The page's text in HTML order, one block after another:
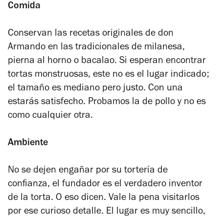
Comida
Conservan las recetas originales de don
Armando en las tradicionales de milanesa,
pierna al horno o bacalao. Si esperan encontrar
tortas monstruosas, este no es el lugar indicado;
el tamaño es mediano pero justo. Con una
estarás satisfecho. Probamos la de pollo y no es
como cualquier otra.
Ambiente
No se dejen engañar por su tortería de
confianza, el fundador es el verdadero inventor
de la torta. O eso dicen. Vale la pena visitarlos
por ese curioso detalle. El lugar es muy sencillo,